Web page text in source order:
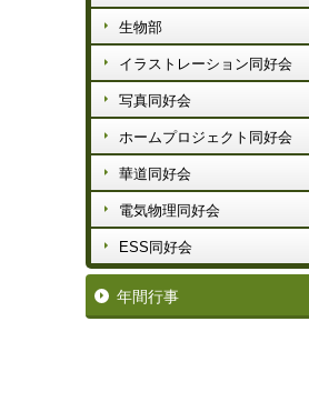
生物部
イラストレーション同好会
写真同好会
ホームプロジェクト同好会
華道同好会
電気物理同好会
ESS同好会
年間行事